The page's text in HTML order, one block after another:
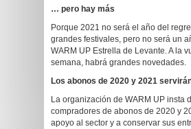
… pero hay más
Porque 2021 no será el año del
grandes festivales, pero no será un
WARM UP Estrella de Levante. A la
semana, habrá grandes novedades.
Los abonos de 2020 y 2021
La organización de WARM UP insta
compradores de abonos de 2020 y
apoyo al sector y a conservar sus